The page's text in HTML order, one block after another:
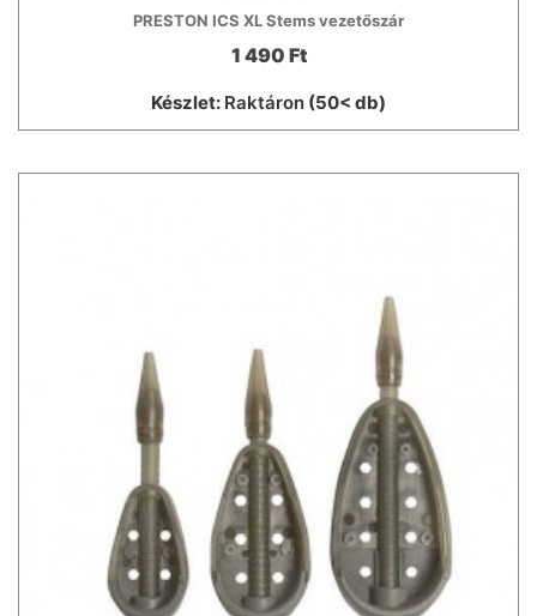
PRESTON ICS XL Stems vezetőszár
1 490 Ft
Készlet: Raktáron (50< db)